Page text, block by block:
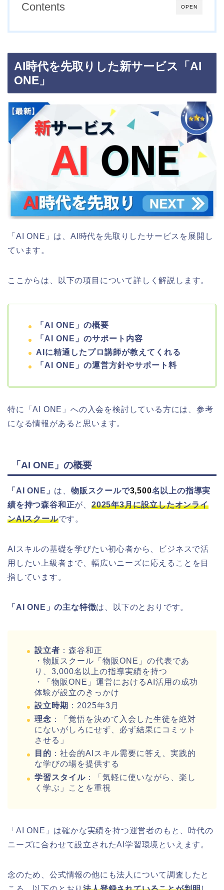
OPEN
Contents
AI時代を先取りした新サービス「AI
ONE」
「AI ONE」は、AI時代を先取りしたサービスを展開し
ています。
ここからは、以下の項目について詳しく解説します。
「AI ONE」の概要
「AI ONE」のサポート内容
AIに精通したプロ講師が教えてくれる
「AI ONE」の運営方針やサポート料
特に「AI ONE」への入会を検討している方には、参考
になる情報があると思います。
「AI ONE」の概要
「AI ONE」 は、物販スクールで3,500名以上の指導実
績を持つ森谷和正が、2025年3月に設立したオンライ
ンAIスクールです。
AIスキルの基礎を学びたい初心者から、ビジネスで活
用したい上級者まで、幅広いニーズに応えることを目
指しています。
「AI ONE」の主な特徴は、以下のとおりです。
設立者 ：森谷和正
・物販スクール「物販ONE」の代表であ
り、3,000名以上の指導実績を持つ
・「物販ONE」運営におけるAI活用の成功
体験が設立のきっかけ
設立時期 ：2025年3月
理念 ：「覚悟を決めて入会した生徒を絶対
にないがしろにせず、必ず結果にコミット
させる」
目的 ：社会的AIスキル需要に答え、実践的
な学びの場を提供する
学習スタイル ：「気軽に使いながら、楽し
く学ぶ」ことを重視
「AI ONE」は確かな実績を持つ運営者のもと、時代の
ニーズに合わせて設立されたAI学習環境といえます。
念のため、公式情報の他にも法人について調査したと